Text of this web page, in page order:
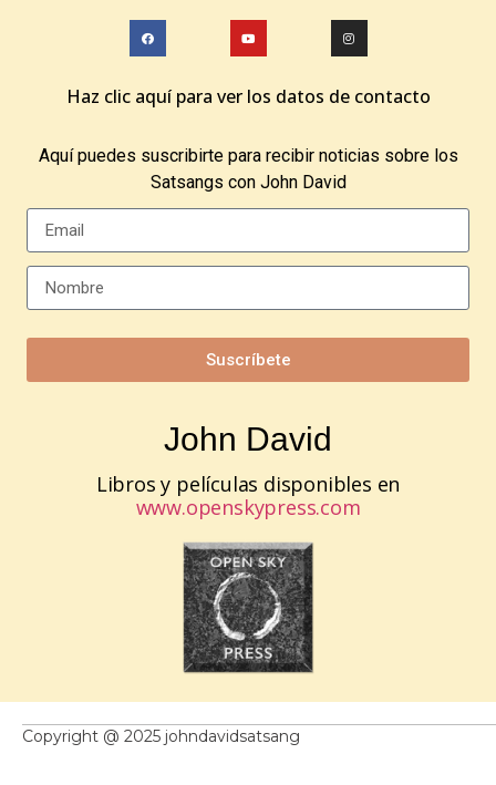
Haz clic aquí para ver los datos de contacto
Aquí puedes suscribirte para recibir noticias sobre los
Satsangs con John David
Suscríbete
John David
Libros y películas disponibles en
www.openskypress.com
Copyright @ 2025 johndavidsatsang